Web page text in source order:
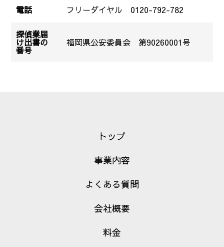
電話 フリーダイヤル 0120-792-782
探偵業届
け出書の
番号
福岡県公安委員会 第90260001号
トップ
事業内容
よくある質問
会社概要
料金